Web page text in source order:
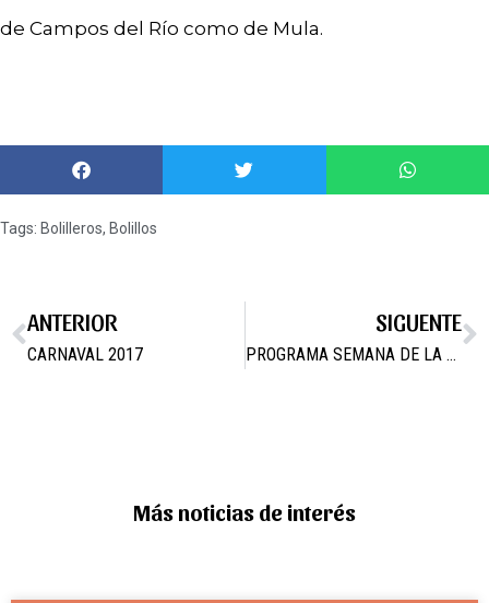
de Campos del Río como de Mula.
Tags: Bolilleros, Bolillos
ANTERIOR
CARNAVAL 2017
SIGUENTE
PROGRAMA SEMANA DE LA MUJER
Más noticias de interés